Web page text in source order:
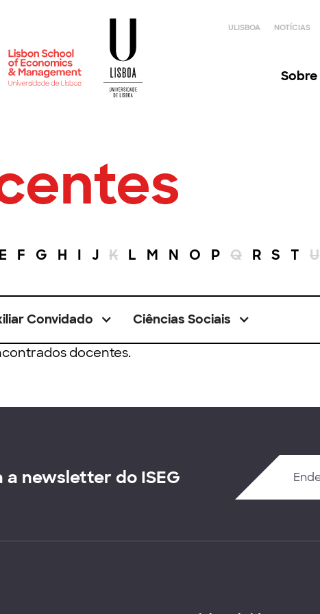
ULISBOA NOTÍCIAS
Sobre
E F G H I J K L M N O P Q R S T U
Convidado Ciências Sociais
docentes.
a newsletter do ISEG